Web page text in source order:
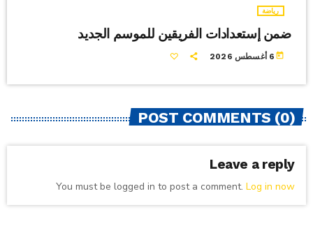
رياضة
ضمن إستعدادات الفريقين للموسم الجديد
today 6 أغسطس 2026
POST COMMENTS (0)
Leave a reply
You must be logged in to post a comment. Log in now